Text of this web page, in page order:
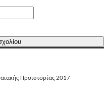
Προϊστορίας 2017